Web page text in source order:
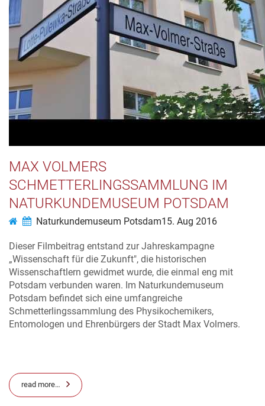
MAX VOLMERS
SCHMETTERLINGSSAMMLUNG IM
NATURKUNDEMUSEUM POTSDAM
Naturkundemuseum Potsdam15. Aug 2016
Dieser Filmbeitrag entstand zur Jahreskampagne
„Wissenschaft für die Zukunft", die historischen
Wissenschaftlern gewidmet wurde, die einmal eng mit
Potsdam verbunden waren. Im Naturkundemuseum
Potsdam befindet sich eine umfangreiche
Schmetterlingssammlung des Physikochemikers,
Entomologen und Ehrenbürgers der Stadt Max Volmers.
read more…